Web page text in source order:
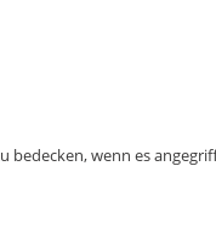
wenn es